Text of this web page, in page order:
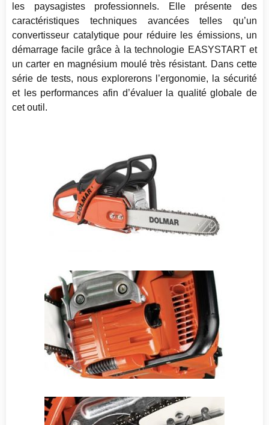
les paysagistes professionnels. Elle présente des
caractéristiques techniques avancées telles qu’un
convertisseur catalytique pour réduire les émissions, un
démarrage facile grâce à la technologie EASYSTART et
un carter en magnésium moulé très résistant. Dans cette
série de tests, nous explorerons l’ergonomie, la sécurité
et les performances afin d’évaluer la qualité globale de
cet outil.